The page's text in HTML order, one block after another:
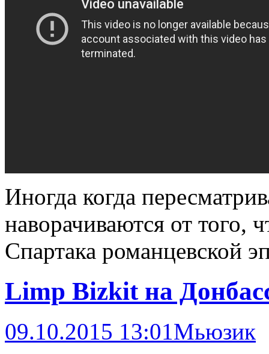
Иногда когда
наворачиваются от того,
Спартака романцевской
Limp Bizkit на
09.10.2015 13:01Мьюзик